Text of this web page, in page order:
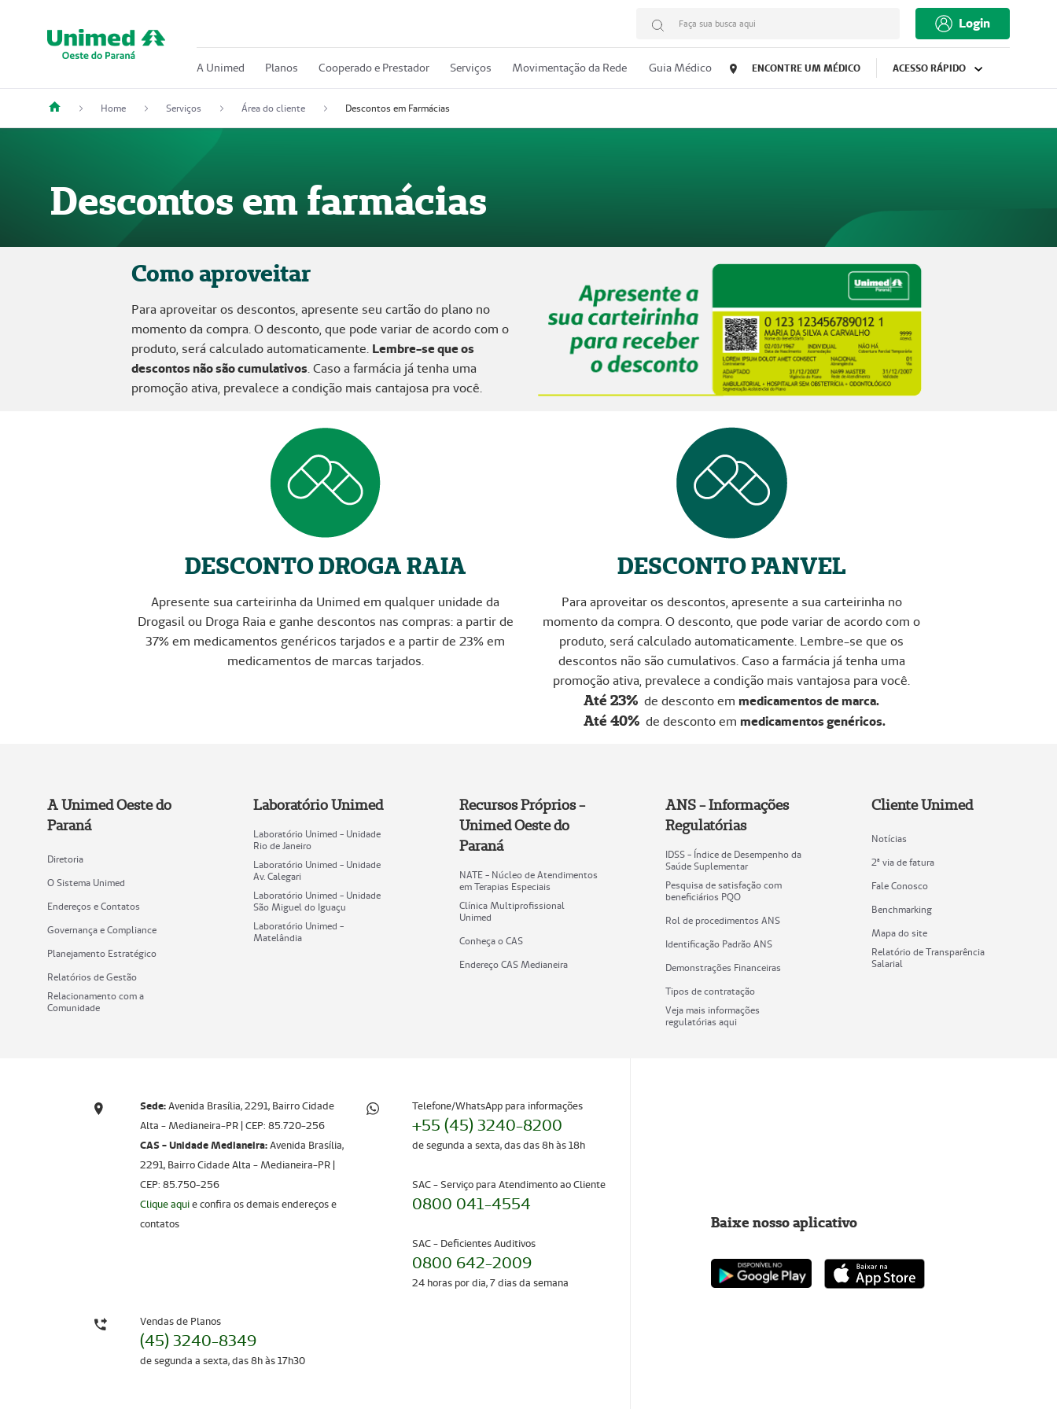
Faça sua busca aqui Login
A Unimed Planos Cooperado e Prestador Serviços Movimentação da Rede Guia Médico ENCONTRE UM MÉDICO ACESSO RÁPIDO
Home Serviços Área do cliente Descontos em Farmácias
Descontos em farmácias
Como aproveitar
Para aproveitar os descontos, apresente seu cartão do plano no
momento da compra. O desconto, que pode variar de acordo com o
produto, será calculado automaticamente. Lembre-se que os
descontos não são cumulativos. Caso a farmácia já tenha uma
promoção ativa, prevalece a condição mais cantajosa pra você.
DESCONTO DROGA RAIA
Apresente sua carteirinha da Unimed em qualquer unidade da
Drogasil ou Droga Raia e ganhe descontos nas compras: a partir de
37% em medicamentos genéricos tarjados e a partir de 23% em
medicamentos de marcas tarjados.
DESCONTO PANVEL
Para aproveitar os descontos, apresente a sua carteirinha no
momento da compra. O desconto, que pode variar de acordo com o
produto, será calculado automaticamente. Lembre-se que os
descontos não são cumulativos. Caso a farmácia já tenha uma
promoção ativa, prevalece a condição mais vantajosa para você.
Até 23%de desconto em medicamentos de marca.
Até 40%de desconto em medicamentos genéricos.
A Unimed Oeste do
Paraná
Diretoria
O Sistema Unimed
Endereços e Contatos
Governança e Compliance
Planejamento Estratégico
Relatórios de Gestão
Relacionamento com a
Comunidade
Laboratório Unimed
Laboratório Unimed - Unidade
Rio de Janeiro
Laboratório Unimed - Unidade
Av. Calegari
Laboratório Unimed - Unidade
São Miguel do Iguaçu
Laboratório Unimed -
Matelândia
Recursos Próprios -
Unimed Oeste do
Paraná
NATE - Núcleo de Atendimentos
em Terapias Especiais
Clínica Multiprofissional
Unimed
Conheça o CAS
Endereço CAS Medianeira
ANS - Informações
Regulatórias
IDSS - Índice de Desempenho da
Saúde Suplementar
Pesquisa de satisfação com
beneficiários PQO
Rol de procedimentos ANS
Identificação Padrão ANS
Demonstrações Financeiras
Tipos de contratação
Veja mais informações
regulatórias aqui
Cliente Unimed
Notícias
2ª via de fatura
Fale Conosco
Benchmarking
Mapa do site
Relatório de Transparência
Salarial
Sede:Avenida Brasília, 2291, Bairro Cidade
Alta - Medianeira-PR | CEP: 85.720-256​​​​​​​
CAS - Unidade Medianeira:Avenida Brasília,
2291, Bairro Cidade Alta - Medianeira-PR |
CEP: 85.750-256
Clique aquie confira os demais endereços e
contatos
Telefone/WhatsApp para informações
+55 (45) 3240-8200
de segunda a sexta, das das 8h às 18h
SAC - Serviço para Atendimento ao Cliente
0800 041-4554
SAC - Deficientes Auditivos
0800 642-2009
24 horas por dia, 7 dias da semana
Vendas de Planos
(45) 3240-8349
de segunda a sexta, das 8h às 17h30
Baixe nosso aplicativo